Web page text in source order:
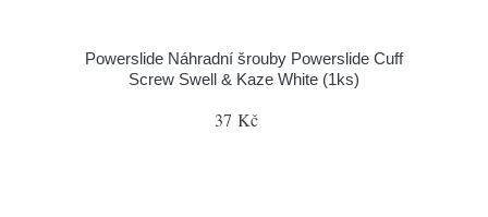
Powerslide Náhradní šrouby Powerslide Cuff
Screw Swell & Kaze White (1ks)
37 Kč